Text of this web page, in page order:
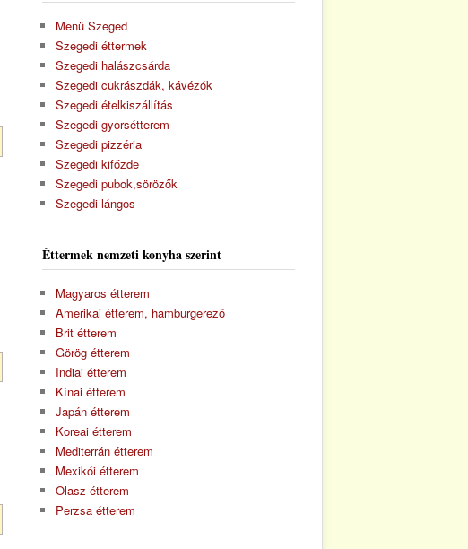
Menü Szeged
Szegedi éttermek
Szegedi halászcsárda
Szegedi cukrászdák, kávézók
Szegedi ételkiszállítás
Szegedi gyorsétterem
Szegedi pizzéria
Szegedi kifőzde
Szegedi pubok,sörözők
Szegedi lángos
Éttermek nemzeti konyha szerint
Magyaros étterem
Amerikai étterem, hamburgerező
Brit étterem
Görög étterem
Indiai étterem
Kínai étterem
Japán étterem
Koreai étterem
Mediterrán étterem
Mexikói étterem
Olasz étterem
Perzsa étterem